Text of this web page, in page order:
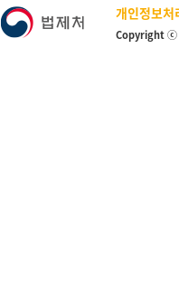
개인정보처
Copyright ⓒ